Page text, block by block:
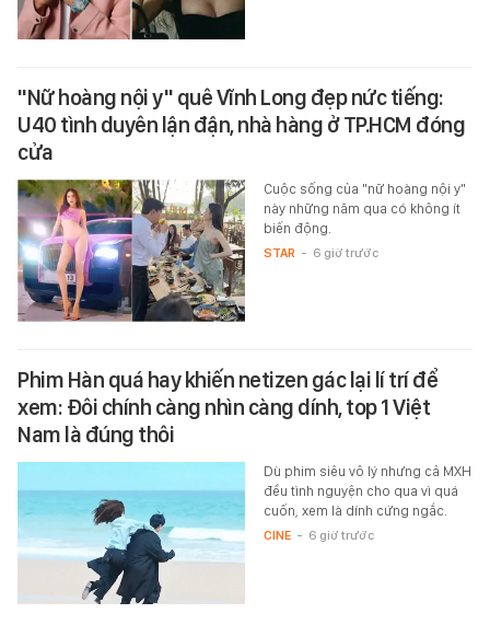
"Nữ hoàng nội y" quê Vĩnh Long đẹp nức tiếng:
U40 tình duyên lận đận, nhà hàng ở TP.HCM đóng
cửa
Cuộc sống của "nữ hoàng nội y"
này những năm qua có không ít
biến động.
STAR - 6 giờ trước
Phim Hàn quá hay khiến netizen gác lại lí trí để
xem: Đôi chính càng nhìn càng dính, top 1 Việt
Nam là đúng thôi
Dù phim siêu vô lý nhưng cả MXH
đều tình nguyện cho qua vì quá
cuốn, xem là dính cứng ngắc.
CINE - 6 giờ trước